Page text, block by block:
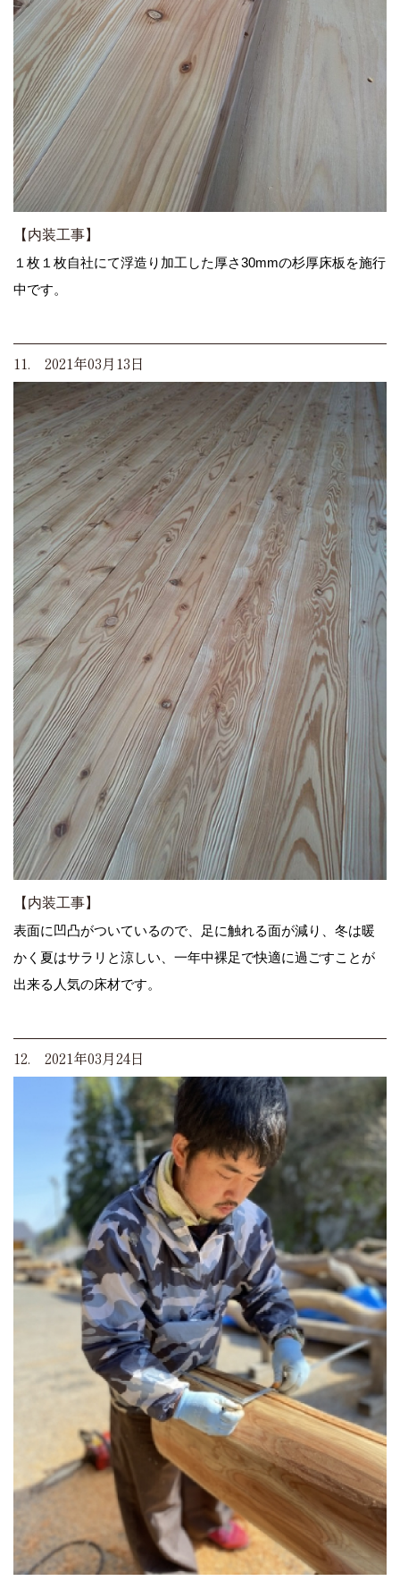
【内装工事】
１枚１枚自社にて浮造り加工した厚さ30mmの杉厚床板を施行
中です。
11. 2021年03月13日
【内装工事】
表面に凹凸がついているので、足に触れる面が減り、冬は暖
かく夏はサラリと涼しい、一年中裸足で快適に過ごすことが
出来る人気の床材です。
12. 2021年03月24日